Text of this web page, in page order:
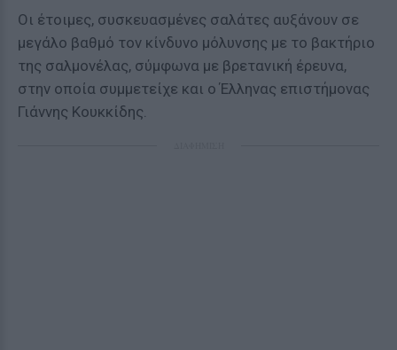
Οι έτοιμες, συσκευασμένες σαλάτες αυξάνουν σε
μεγάλο βαθμό τον κίνδυνο μόλυνσης με το βακτήριο
της σαλμονέλας, σύμφωνα με βρετανική έρευνα,
στην οποία συμμετείχε και ο Έλληνας επιστήμονας
Γιάννης Κουκκίδης.